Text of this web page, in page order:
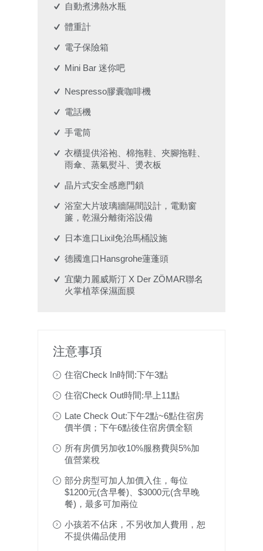
自動煮沸熱水瓶
體重計
電子保險箱
Mini Bar 迷你吧
Nespresso膠囊咖啡機
電話機
手電筒
衣櫃提供浴袍、棉拖鞋、夾腳拖鞋、
雨傘、蒸氣熨斗、燙衣板
晶片式安全感應門鎖
浴室大片玻璃牆隔間設計，電動窗
簾，乾濕分離衛浴設備
日本進口Lixil免治馬桶設施
德國進口Hansgrohe蓮蓬頭
宜蘭力麗威斯汀 X Der ZÖMAR聯名
火掌植萃保濕面膜
注意事項
住宿Check In時間:下午3點
住宿Check Out時間:早上11點
Late Check Out:下午2點~6點住宿房
價半價；下午6點後住宿房價全額
所有房價另加收10%服務費與5%加
值營業稅
部分房型可加人加價入住，每位
$1200元(含早餐)、$3000元(含早晚
餐)，最多可加兩位
小孩若不佔床，不另收加人費用，恕
不提供備品使用